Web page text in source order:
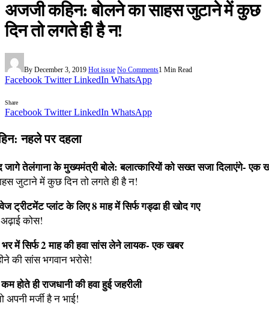
अजजी कहिन: बोलने का साहस जुटाने में कुछ
दिन तो लगते ही है न!
By December 3, 2019 Hot issue No Comments1 Min Read
Facebook Twitter LinkedIn WhatsApp
Share
Facebook Twitter LinkedIn WhatsApp
नहले पर दहला
जागे तेलंगाना के मुख्यमंत्री बोले: बलात्कारियों को सख्त सजा दिलाएंगे- एक
जुटाने में कुछ दिन तो लगते ही है न!
ट्रीटमेंट प्लांट के लिए 8 माह में सिर्फ गड्ढा ही खोद गए
कोस!
में सिर्फ 2 माह की हवा सांस लेने लायक- एक खबर
की सांस भगवान भरोसे!
होते ही राजधानी की हवा हुई जहरीली
अपनी मर्जी है न भाई!